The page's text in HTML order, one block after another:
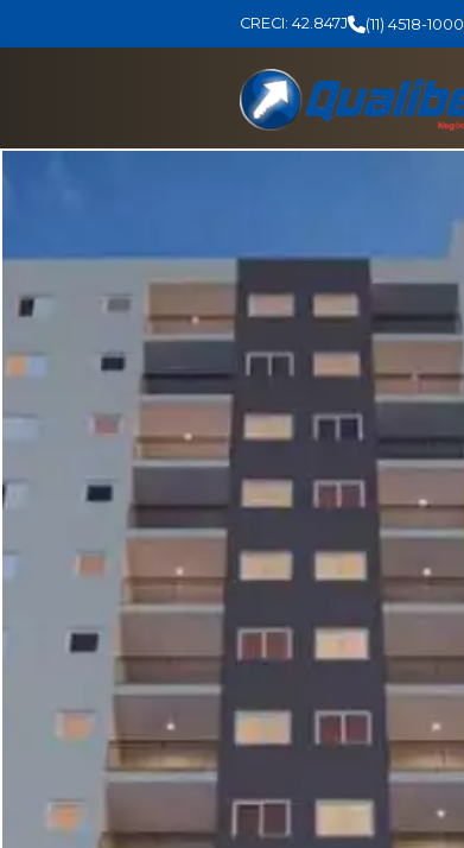
CRECI: 42.847J (11) 4518-1000